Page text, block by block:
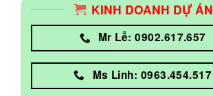
KINH DOANH DỰ ÁN
Mr Lễ: 0902.617.657
Ms Linh: 0963.454.517